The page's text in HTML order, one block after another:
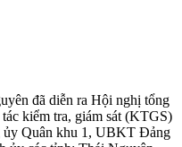
đã diễn ra Hội nghị tổng
kiểm tra, giám sát (KTGS)
Quân khu 1, UBKT Đảng